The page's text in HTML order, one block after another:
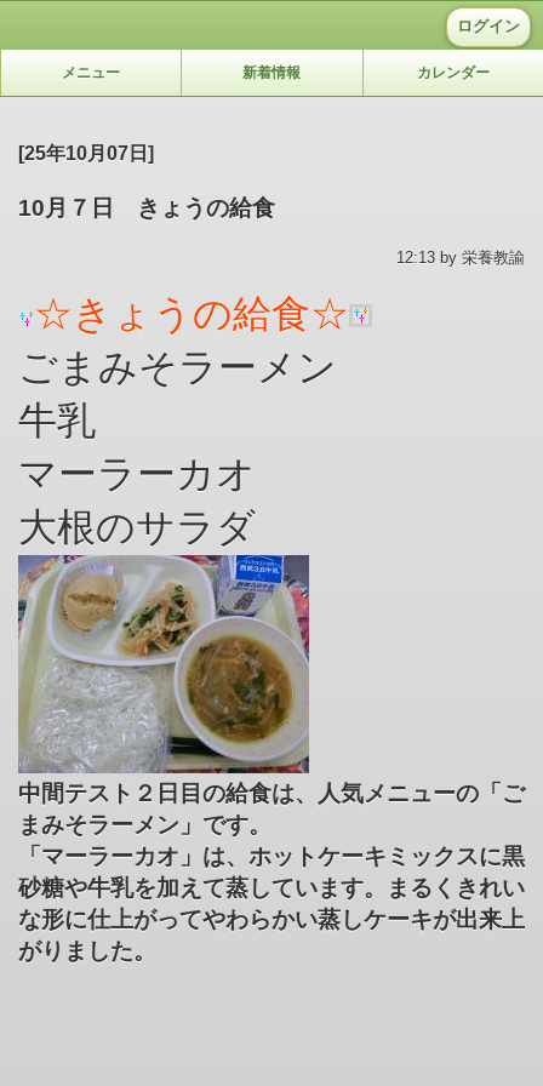
ログイン
メニュー 新着情報 カレンダー
[25年10月07日]
10月７日 きょうの給食
12:13 by 栄養教諭
☆きょうの給食☆
ごまみそラーメン
牛乳
マーラーカオ
大根のサラダ
中間テスト２日目の給食は、人気メニューの「ご
まみそラーメン」です。
「マーラーカオ」は、ホットケーキミックスに黒
砂糖や牛乳を加えて蒸しています。まるくきれい
な形に仕上がってやわらかい蒸しケーキが出来上
がりました。